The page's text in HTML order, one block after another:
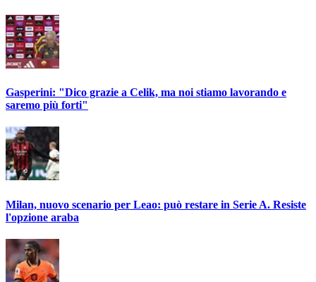
Gasperini: "Dico grazie a Celik, ma noi stiamo lavorando e
saremo più forti"
Milan, nuovo scenario per Leao: può restare in Serie A. Resiste
l'opzione araba